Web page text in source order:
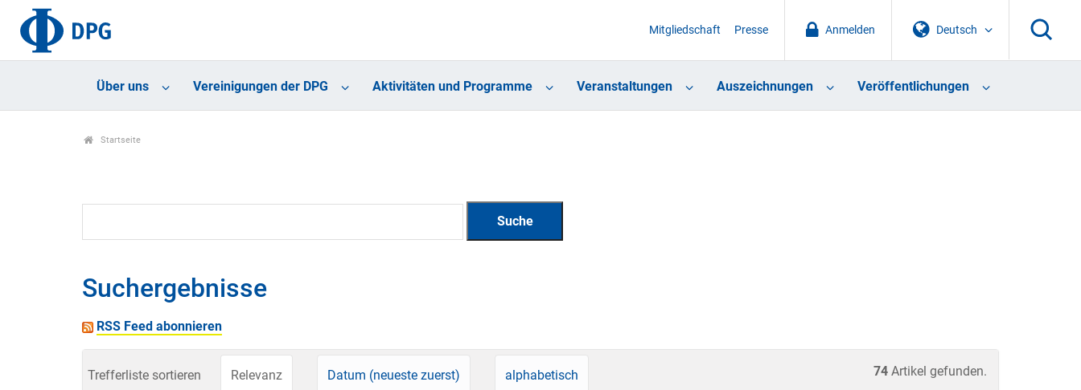
Deutsch
Anmelden
Mitgliedschaft Presse
Über uns Vereinigungen der DPG Aktivitäten und Programme Veranstaltungen Auszeichnungen Veröffentlichungen
Startseite
Suchergebnisse
RSS Feed abonnieren
74 Artikel gefunden.
Trefferliste sortieren Relevanz Datum (neueste zuerst) alphabetisch